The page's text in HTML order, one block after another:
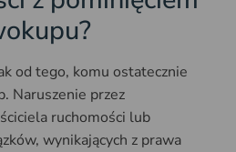
od tego, komu ostatecznie
Naruszenie przez
ruchomości lub
wynikających z prawa